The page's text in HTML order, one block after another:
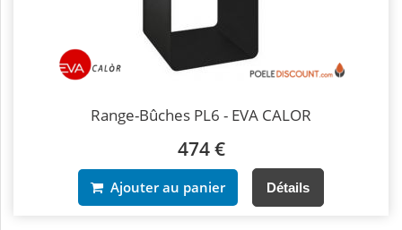
Range-Bûches PL6 - EVA CALOR
474 €
Ajouter au panier Détails